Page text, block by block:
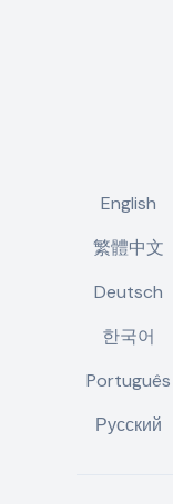
English
繁體中文
Deutsch
한국어
Português
Русский